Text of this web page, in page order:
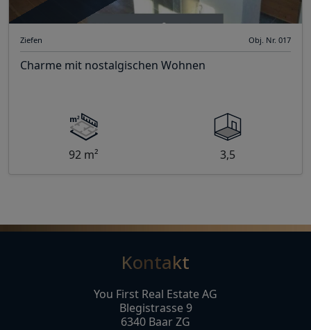
Ziefen Obj. Nr. 017
Charme mit nostalgischen Wohnen
92 m² 3,5
Kontakt
You First Real Estate AG
Blegistrasse 9
6340 Baar ZG